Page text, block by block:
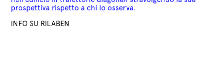
prospettiva rispetto a chi lo osserva.
INFO SU RILABEN